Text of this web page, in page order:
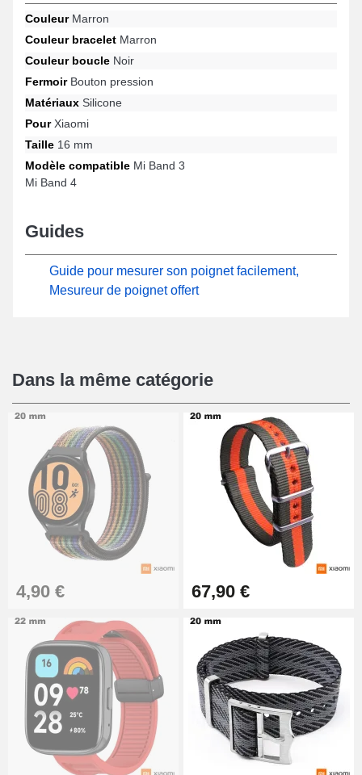
performance de votre bracelet. La teinte marron harmonieuse de
ce genre de bracelet pour montre s'adresse à des passionnés qui
recherchent une symbiose entre simplicité et praticité, ce bracelet
Une fermeture bouton pression de qualité est placée sur ce
modèle de bracelet de montre et est convenable sur les modèles
dans le but de se combiner harmonieusement pour une large
gamme de modèles de la marque Xiaomi, cet accessoire
ergonomique.
CouleurMarron
Couleur bracelet Marron
Couleur boucle Noir
FermoirBouton pression
Matériaux Silicone
PourXiaomi
Taille 16 mm
Modèle compatible Mi Band 3
Mi Band 4
Guides
Guide pour mesurer son poignet facilement,
Mesureur de poignet offert
Dans la même catégorie
4,90 € 67,90 €